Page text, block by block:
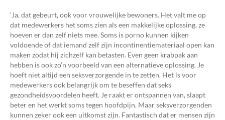
‘Ja, dat gebeurt, ook voor vrouwelijke bewoners. Het valt me op
dat medewerkers het soms zien als een makkelijke oplossing, ze
hoeven er dan zelf niets mee. Soms is porno kunnen kijken
voldoende of dat iemand zelf zijn incontinentiemateriaal open kan
maken zodat hij zichzelf kan betasten. Even geen krabpak aan
hebben is ook zo’n voorbeeld van een alternatieve oplossing. Je
hoeft niet altijd een seksverzorgende in te zetten. Het is voor
medewerkers ook belangrijk om te beseffen dat seks
gezondheidsvoordelen heeft. Je raakt er ontspannen van, slaapt
beter en het werkt soms tegen hoofdpijn. Maar seksverzorgenden
kunnen zeker ook een uitkomst zijn. Fantastisch dat er mensen zijn